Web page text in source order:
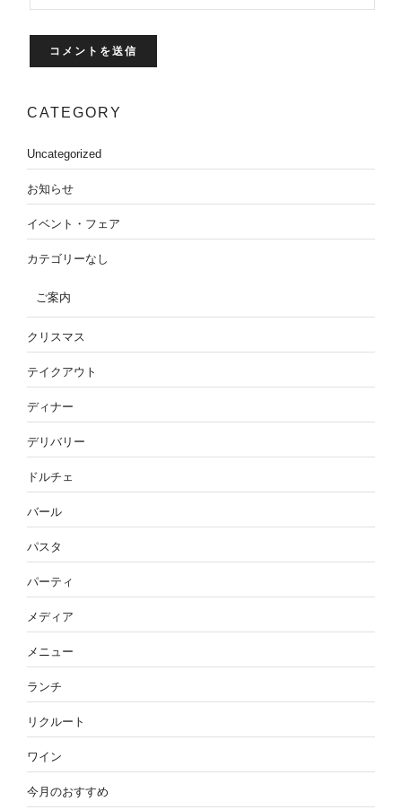
CATEGORY
Uncategorized
お知らせ
イベント・フェア
カテゴリーなし
ご案内
クリスマス
テイクアウト
ディナー
デリバリー
ドルチェ
バール
パスタ
パーティ
メディア
メニュー
ランチ
リクルート
ワイン
今月のおすすめ